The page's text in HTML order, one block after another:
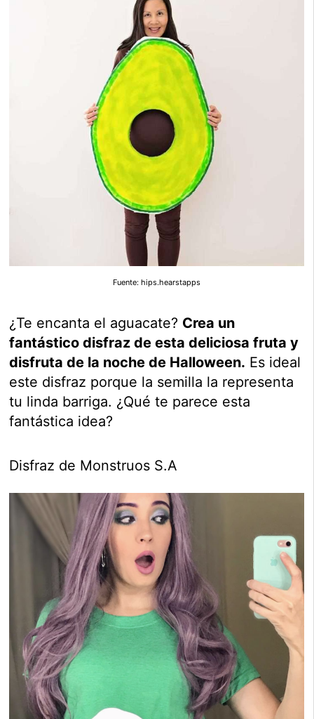
Fuente: hips.hearstapps
¿Te encanta el aguacate? Crea un
fantástico disfraz de esta deliciosa fruta y
disfruta de la noche de Halloween. Es ideal
este disfraz porque la semilla la representa
tu linda barriga. ¿Qué te parece esta
fantástica idea?
Disfraz de Monstruos S.A